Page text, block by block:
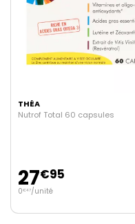
THÉA
Ophtakit allergie oculaire kit
10€95
3€ 65 /unité